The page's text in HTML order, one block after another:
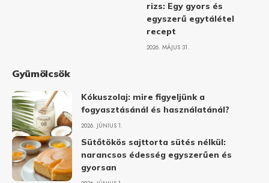
rizs: Egy gyors és
egyszerű egytálétel
recept
2026. MÁJUS 31.
Gyümölcsök
Kókuszolaj: mire figyeljünk a
fogyasztásánál és használatánál?
2026. JÚNIUS 1.
Sütőtökös sajttorta sütés nélkül:
narancsos édesség egyszerűen és
gyorsan